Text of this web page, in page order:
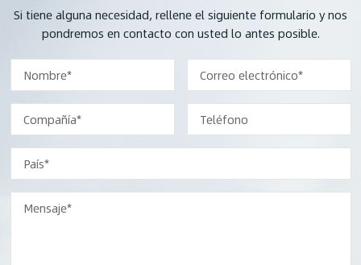
Si tiene alguna necesidad, rellene el siguiente formulario y nos
pondremos en contacto con usted lo antes posible.